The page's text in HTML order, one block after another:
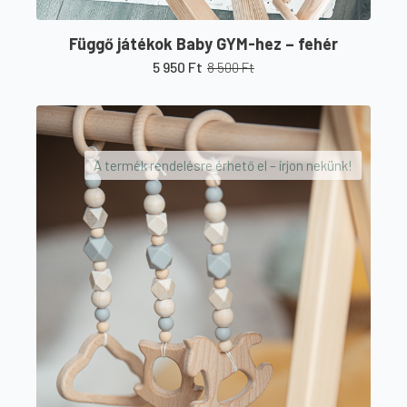
Függő játékok Baby GYM-hez – fehér
8 500Ft
Original
was:
8
500 Ft.
5 950 Ft Current
is:
5
950 Ft.
A termék rendelésre érhető el – írjon nekünk!